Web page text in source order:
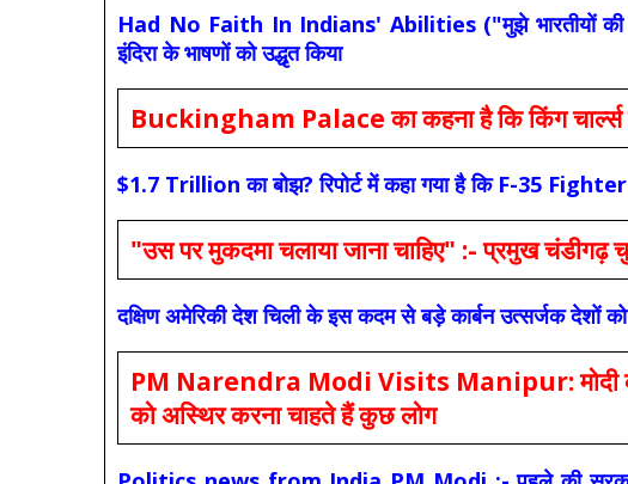
Had No Faith In Indians' Abilities ("मुझे भारतीयों की
इंदिरा के भाषणों को उद्धृत किया
Buckingham Palace का कहना है कि किंग चार्ल्स
$1.7 Trillion का बोझ? रिपोर्ट में कहा गया है कि F-35
"उस पर मुकदमा चलाया जाना चाहिए" :- प्रमुख चंडीगढ़
दक्षिण अमेरिकी देश चिली के इस कदम से बड़े कार्बन उत्सर्जक देशों
PM Narendra Modi Visits Manipur: मोदी का
को अस्थिर करना चाहते हैं कुछ लोग